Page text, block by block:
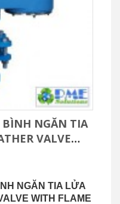
VALVE
NGĂN TIA LỬA
WITH FLAME